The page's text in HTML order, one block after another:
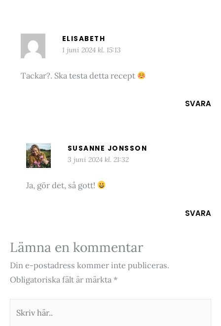
ELISABETH
1 juni 2024 kl. 15:13
Tackar?. Ska testa detta recept
SVARA
SUSANNE JONSSON
3 juni 2024 kl. 21:32
Ja, gör det, så gott!
SVARA
Lämna en kommentar
Din e-postadress kommer inte publiceras.
Obligatoriska fält är märkta *
här..